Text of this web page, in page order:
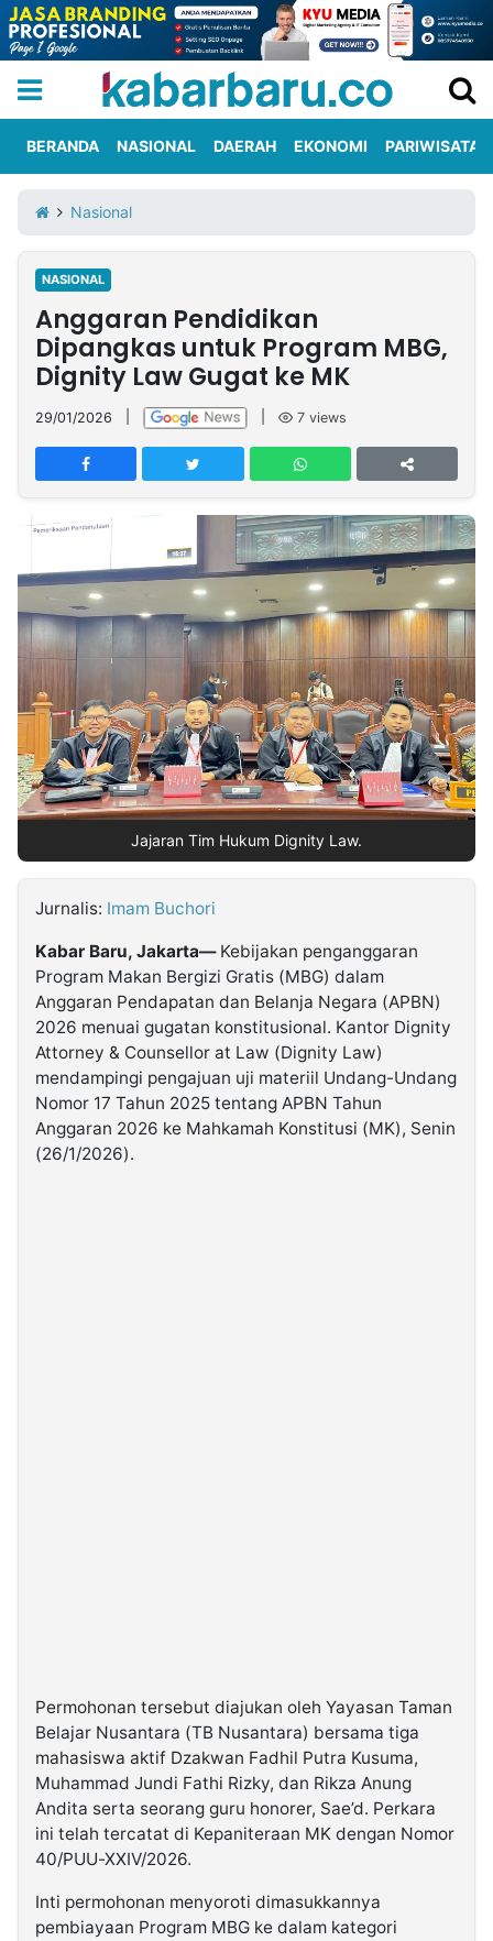
Iklan
Berita
Kami
Nasional
International
Olahraga
Entertainment
Daerah
Pariwisata
Kuliner
Kolom
Network
PT
TREETAN
INDONESIA
Partner
Insight
NTB
Suara
Time
Lens
IDN
Daily
Jogja
Jalan
Rakyat
Idealita
News
Kita
Notice
Dinamikapost.com
Radar
Baru
Seedbacklink
Kabarbaru
Kabarbaru.co
2026
Kabarbaru
BERANDA NASIONAL DAERAH EKONOMI PARIWISATA
Nasional
NASIONAL
Anggaran Pendidikan
Dipangkas untuk Program MBG,
Dignity Law Gugat ke MK
29/01/2026 7 views
Jajaran Tim Hukum Dignity Law.
Jurnalis: Imam Buchori
Kabar Baru, Jakarta— Kebijakan penganggaran
Program Makan Bergizi Gratis (MBG) dalam
Anggaran Pendapatan dan Belanja Negara (APBN)
2026 menuai gugatan konstitusional. Kantor Dignity
Attorney & Counsellor at Law (Dignity Law)
mendampingi pengajuan uji materiil Undang-Undang
Nomor 17 Tahun 2025 tentang APBN Tahun
Anggaran 2026 ke Mahkamah Konstitusi (MK), Senin
(26/1/2026).
Permohonan tersebut diajukan oleh Yayasan Taman
Belajar Nusantara (TB Nusantara) bersama tiga
mahasiswa aktif Dzakwan Fadhil Putra Kusuma,
Muhammad Jundi Fathi Rizky, dan Rikza Anung
Andita serta seorang guru honorer, Sae’d. Perkara
ini telah tercatat di Kepaniteraan MK dengan Nomor
40/PUU-XXIV/2026.
Inti permohonan menyoroti dimasukkannya
pembiayaan Program MBG ke dalam kategori